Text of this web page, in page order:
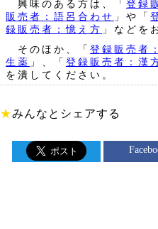
興味のある方は、「 登録
販売者：語呂合わせ 」や「
録販売者：憶え方 」などを
そのほか、「 登録販売者
生薬 」、「 登録販売者：漢
を潰してください。
★みんなとシェアする